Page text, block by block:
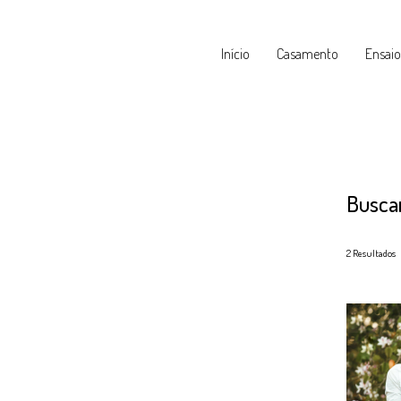
Início Casamento
2 Resultados